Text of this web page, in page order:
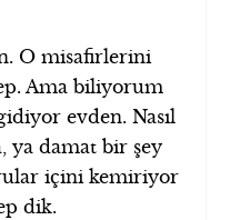
O misafirlerini
Ama biliyorum
evden. Nasıl
ya damat bir şey
içini kemiriyor
dik.